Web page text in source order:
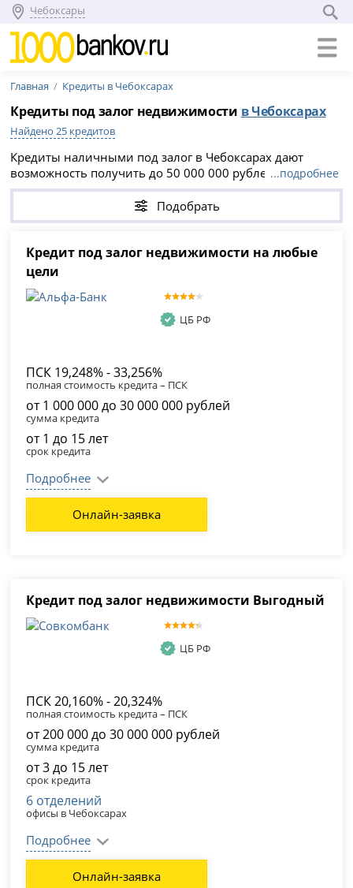
Чебоксары
Главная Кредиты в Чебоксарах
Кредиты под залог недвижимости в Чебоксарах
Найдено 25 кредитов
Кредиты наличными под залог в Чебоксарах дают
возможность получить до 50 000 000 рублей и сроком
до 30 лет без справок о доходах. Оформить заявку
можно онлайн, что упрощает процесс: достаточно
выбрать подходящий кредит под залог недвижимости
компании.
...подробнее
Подобрать
Кредит под залог недвижимости на любые
цели
ЦБ РФ
ПСК 19,248% - 33,256%
полная стоимость кредита – ПСК
от 1 000 000 до 30 000 000 рублей
сумма кредита
от 1 до 15 лет
срок кредита
Подробнее
Онлайн-заявка
Кредит под залог недвижимости Выгодный
ЦБ РФ
ПСК 20,160% - 20,324%
полная стоимость кредита – ПСК
от 200 000 до 30 000 000 рублей
сумма кредита
от 3 до 15 лет
срок кредита
6 отделений
офисы в Чебоксарах
Подробнее
Онлайн-заявка